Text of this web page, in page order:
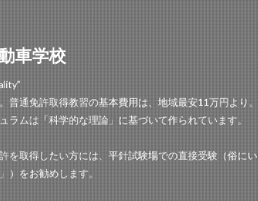
車学校
普通免許取得教習の基本費用は、地域最安11万円より
ラムは「科学的な理論」に基づいて作られています。
を取得したい方には、平針試験場での直接受験（俗に
）をお勧めします。